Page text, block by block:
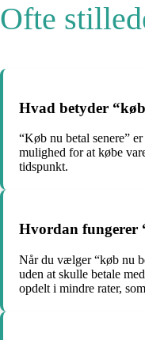
Ofte
Hvad betyder
“Køb nu betal senere”
mulighed for at købe
tidspunkt.
Hvordan fungerer
Når du vælger “køb nu
uden at skulle betale
opdelt i mindre rater,